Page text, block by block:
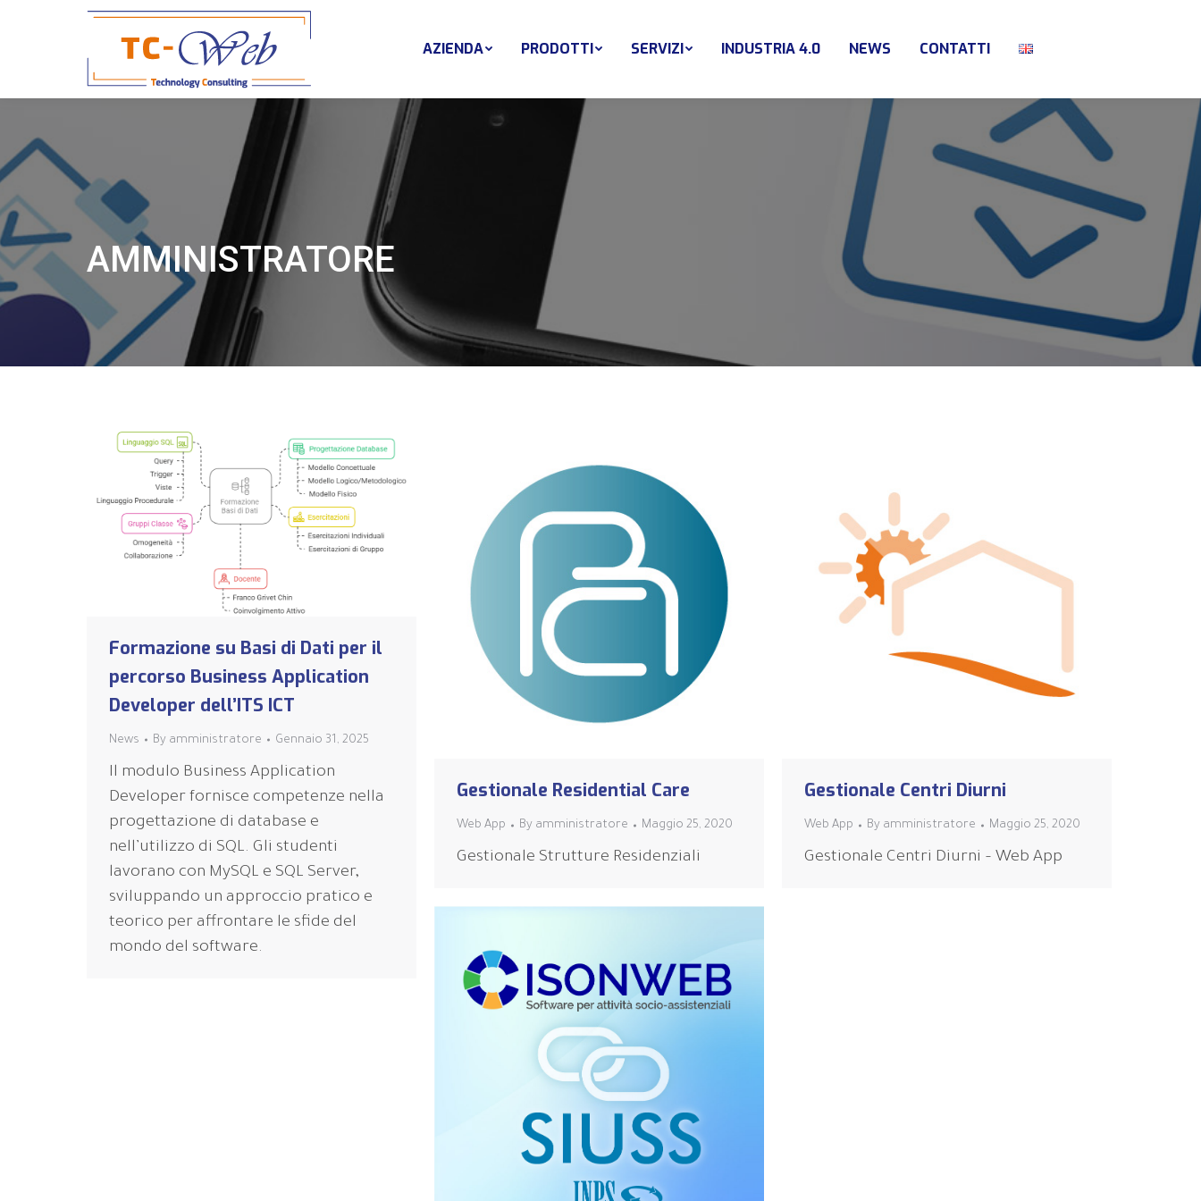
AZIENDA PRODOTTI SERVIZI INDUSTRIA 4.0 NEWS CONTATTI
AMMINISTRATORE
Formazione su Basi di Dati per il
percorso Business Application
Developer dell’ITS ICT
News By amministratore Gennaio 31, 2025
Il modulo Business Application
Developer fornisce competenze nella
progettazione di database e
nell’utilizzo di SQL. Gli studenti
lavorano con MySQL e SQL Server,
sviluppando un approccio pratico e
teorico per affrontare le sfide del
mondo del software.
Gestionale Residential Care
Web App By amministratore Maggio 25, 2020
Gestionale Strutture Residenziali
Gestionale Centri Diurni
Web App By amministratore Maggio 25, 2020
Gestionale Centri Diurni – Web App